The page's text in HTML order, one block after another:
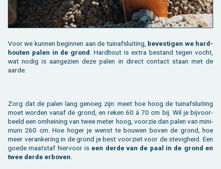
Voor we kun­nen be­gin­nen aan de tuin­af­slui­ting, be­ves­ti­gen we hard­
hou­ten palen in de grond . Hard­hout is extra be­stand tegen vocht,
wat nodig is aan­ge­zien deze palen in di­rect con­tact staan met de
aarde.
Zorg dat de palen lang ge­noeg zijn: meet hoe hoog de tuin­af­slui­ting
moet wor­den vanaf de grond, en reken 60 à 70 cm bij. Wil je bij­voor­
beeld een om­hei­ning van twee meter hoog, voor­zie dan palen van mi­ni­
mum 260 cm. Hoe hoger je wenst te bou­wen boven de grond, hoe
meer ver­an­ke­ring in de grond je best voor­ziet voor de ste­vig­heid. Een
goede maat­staf hier­voor is een derde van de paal in de grond en
twee derde er­bo­ven.